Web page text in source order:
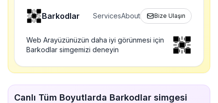
Barkodlar ServicesAbout Bize Ulaşın
Web Arayüzünüzün daha iyi görünmesi için
Barkodlar simgemizi deneyin
Canlı Tüm Boyutlarda Barkodlar simgesi